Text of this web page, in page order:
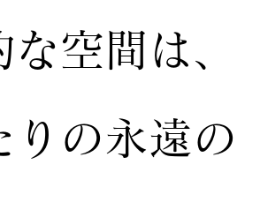
空間は、
りの永遠の